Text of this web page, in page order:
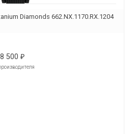
Diamonds 662.NX.1170.RX.1204
500 ₽